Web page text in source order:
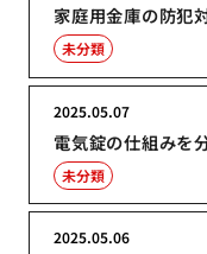
家庭用金庫の防犯
未分類
電気錠の仕組みを
2025.05.07
未分類
2025.05.06